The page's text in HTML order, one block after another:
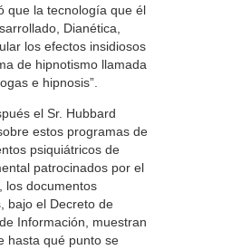
que la tecnología que él
Dianética,
los efectos insidiosos
de hipnotismo llamada
e hipnosis”.
el Sr. Hubbard
estos programas de
psiquiátricos de
patrocinados por el
los documentos
bajo el Decreto de
Información, muestran
hasta qué punto se